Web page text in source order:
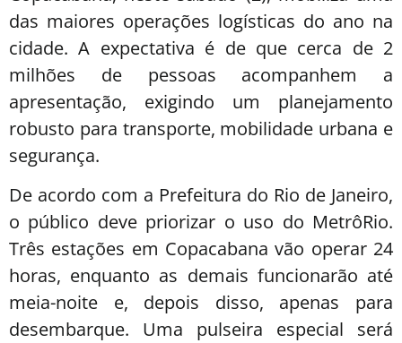
das maiores operações logísticas do ano na
cidade. A expectativa é de que cerca de 2
milhões de pessoas acompanhem a
apresentação, exigindo um planejamento
robusto para transporte, mobilidade urbana e
segurança.
De acordo com a Prefeitura do Rio de Janeiro,
o público deve priorizar o uso do MetrôRio.
Três estações em Copacabana vão operar 24
horas, enquanto as demais funcionarão até
meia-noite e, depois disso, apenas para
desembarque. Uma pulseira especial será